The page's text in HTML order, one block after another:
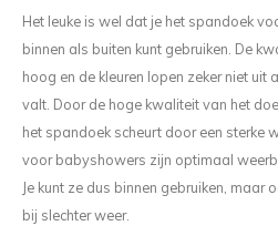
Het leuke is wel dat je het spandoek
binnen als buiten kunt gebruiken. De
hoog en de kleuren lopen zeker niet uit
valt. Door de hoge kwaliteit van het
het spandoek scheurt door een sterke
voor babyshowers zijn optimaal
Je kunt ze dus binnen gebruiken,
bij slechter weer.